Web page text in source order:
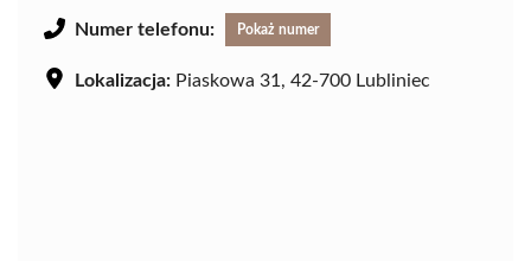
Numer telefonu: Pokaż numer
Lokalizacja: Piaskowa 31, 42-700 Lubliniec